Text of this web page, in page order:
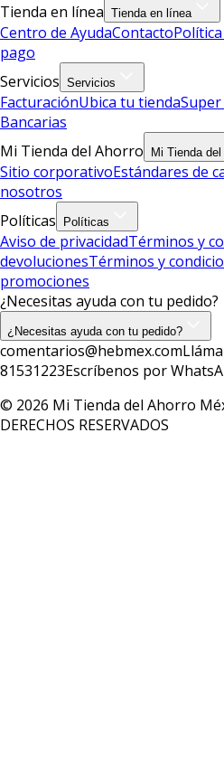
Tienda en línea Tienda en línea
Centro de AyudaContacto
pago
Servicios Servicios
FacturaciónUbica tu tienda
Bancarias
Mi Tienda del Ahorro
Mi Tienda
Sitio corporativoEstándares de
nosotros
Políticas
Políticas
Aviso de privacidadTérminos y
devolucionesTérminos y
promociones
¿Necesitas ayuda con tu pedido?
¿Necesitas ayuda con tu pedido?
comentarios@hebmex.com
81531223Escríbenos por
© 2026 Mi Tienda del Ahorro
DERECHOS RESERVADOS